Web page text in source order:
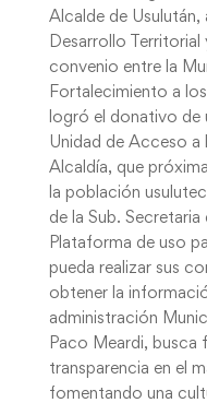
Alcalde de Usulután,
Desarrollo
convenio entre la
Fortalecimiento a
logró el donativo de
Unidad de Acceso a
Alcaldía, que
la población
de la Sub.
Plataforma de uso
pueda realizar sus
obtener la
administración
Paco Meardi, busca
transparencia en el
fomentando una